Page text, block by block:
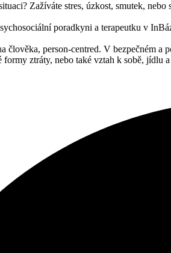
Zažíváte stres, úzkost, smutek,
poradkyni a terapeutku v
člověka, person-centred. V bezpečném a
ztráty, nebo také vztah k sobě, jídlu